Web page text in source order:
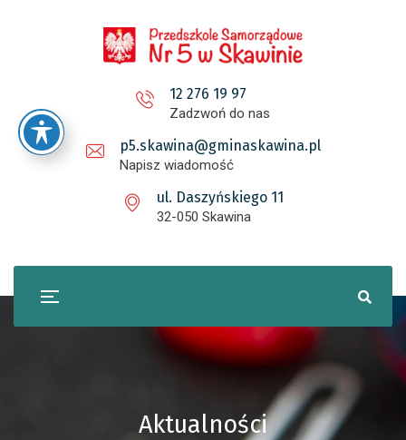
12 276 19 97
Zadzwoń do nas
p5.skawina@gminaskawina.pl
Napisz wiadomość
ul. Daszyńskiego 11
32-050 Skawina
Aktualności